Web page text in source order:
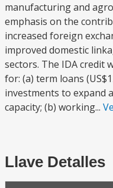
manufacturing and
emphasis on the
increased foreign
improved domestic
sectors. The IDA credit
for: (a) term loans
investments to expand
capacity; (b) working...
Llave Detalles